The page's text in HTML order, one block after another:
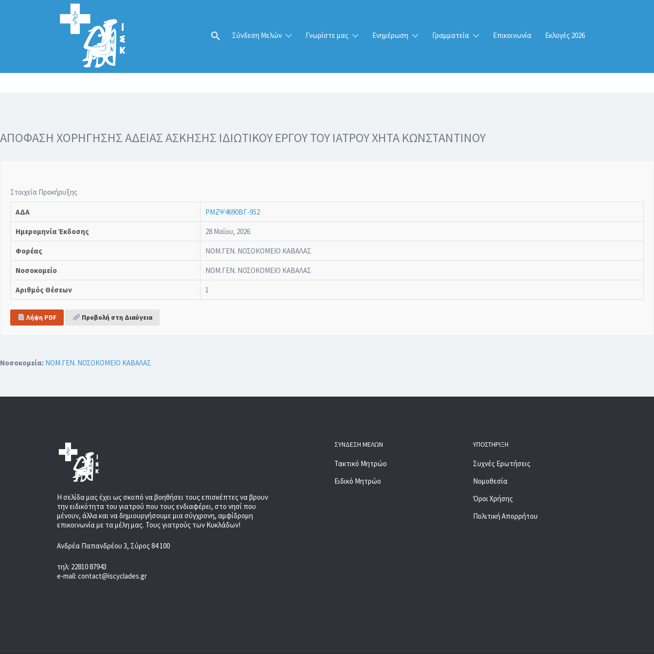
Σύνδεση Μελών Γνωρίστε μας Ενημέρωση Γραμματεία Επικοινωνία Εκλογές 2026
Αναζήτηση
για:
ΑΠΟΦΑΣΗ ΧΟΡΗΓΗΣΗΣ ΑΔΕΙΑΣ ΑΣΚΗΣΗΣ ΙΔΙΩΤΙΚΟΥ ΕΡΓΟΥ ΤΟΥ ΙΑΤΡΟΥ ΧΗΤΑ ΚΩΝΣΤΑΝΤΙΝΟΥ
Στοιχεία Προκήρυξης
ΑΔΑ ΡΜΖΨ4690ΒΓ-952
Ημερομηνία Έκδοσης 28 Μαΐου, 2026
Φορέας ΝΟΜ.ΓΕΝ. ΝΟΣΟΚΟΜΕΙΟ ΚΑΒΑΛΑΣ
Νοσοκομείο ΝΟΜ.ΓΕΝ. ΝΟΣΟΚΟΜΕΙΟ ΚΑΒΑΛΑΣ
Αριθμός Θέσεων 1
Λήψη PDF Προβολή στη Διαύγεια
Νοσοκομεία: ΝΟΜ.ΓΕΝ. ΝΟΣΟΚΟΜΕΙΟ ΚΑΒΑΛΑΣ
Η σελίδα μας έχει ως σκοπό να βοηθήσει τους επισκέπτες να βρουν
την ειδικότητα του γιατρού που τους ενδιαφέρει, στο νησί που
μένουν, άλλα και να δημιουργήσουμε μια σύγχρονη, αμφίδρομη
επικοινωνία με τα μέλη μας. Τους γιατρούς των Κυκλάδων!
Ανδρέα Παπανδρέου 3, Σύρος 84 100
τηλ: 22810 87943
e-mail: contact@iscyclades.gr
ΣΎΝΔΕΣΗ ΜΕΛΏΝ
Τακτικό Μητρώο
Ειδικό Μητρώο
ΥΠΟΣΤΉΡΙΞΗ
Συχνές Ερωτήσεις
Νομοθεσία
Όροι Χρήσης
Πολιτική Απορρήτου